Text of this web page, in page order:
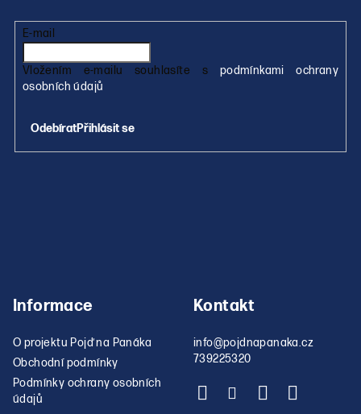
p
v
p
E-mail
Vložením e-mailu souhlasíte s podmínkami ochrany
osobních údajů
Přihlásit se
Informace
O projektu Pojď na Panáka
Obchodní podmínky
Podmínky ochrany osobních
údajů
Kontakt
info@pojdnapanaka.cz
739225320